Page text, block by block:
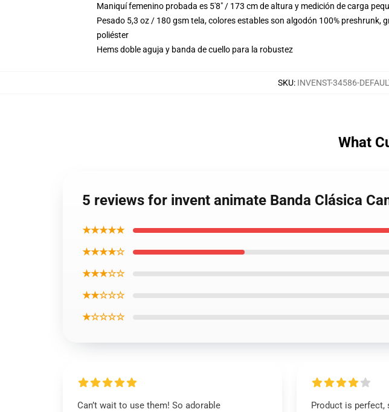
Maniquí femenino probada es 5'8" / 173 cm de altura y medición de carga
Pesado 5,3 oz / 180 gsm tela, colores estables son algodón 100% preshrunk,
poliéster
Hems doble aguja y banda de cuello para la robustez
SKU: INVENST-34586-
What
5 reviews for invent animate Banda Clásica
★★★★★
★★★★☆
★★★☆☆
★★☆☆☆
★☆☆☆☆
Can’t wait to use them! So adorable Product is perfect,